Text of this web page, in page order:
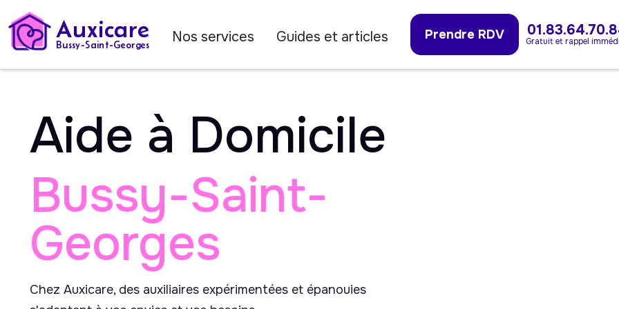
Auxicare
Bussy-Saint-Georges Nos services Guides et articles Prendre RDV Gratuit et rappel
Aide à Domicile
Bussy-Saint-
Georges
Chez Auxicare, des auxiliaires expérimentées et épanouies